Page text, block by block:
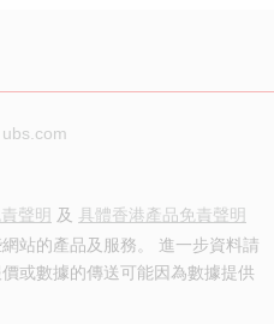
ubs.com
聲明 及 具體香港產品免責聲明
站的產品及服務。 進一步資料請
或數據的傳送可能因為數據提供